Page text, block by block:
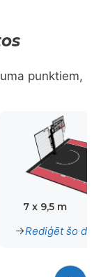
punktiem,
7 x 9,5 m
Rediģēt šo